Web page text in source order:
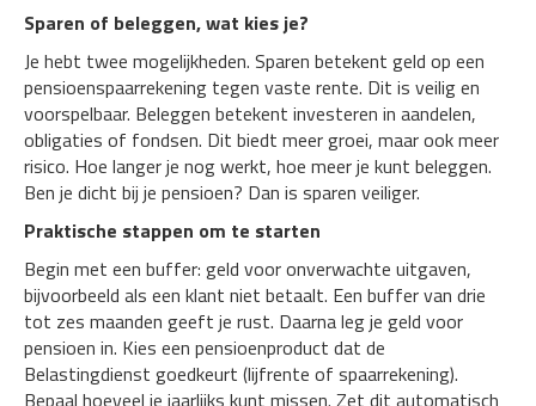
Sparen of beleggen, wat kies je?
Je hebt twee mogelijkheden. Sparen betekent geld op een
pensioenspaarrekening tegen vaste rente. Dit is veilig en
voorspelbaar. Beleggen betekent investeren in aandelen,
obligaties of fondsen. Dit biedt meer groei, maar ook meer
risico. Hoe langer je nog werkt, hoe meer je kunt beleggen.
Ben je dicht bij je pensioen? Dan is sparen veiliger.
Praktische stappen om te starten
Begin met een buffer: geld voor onverwachte uitgaven,
bijvoorbeeld als een klant niet betaalt. Een buffer van drie
tot zes maanden geeft je rust. Daarna leg je geld voor
pensioen in. Kies een pensioenproduct dat de
Belastingdienst goedkeurt (lijfrente of spaarrekening).
Bepaal hoeveel je jaarlijks kunt missen. Zet dit automatisch